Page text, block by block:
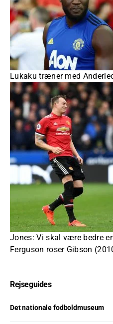
Lukaku træner med
Jones: Vi skal være bedre
Ferguson roser Gibson
Rejseguides
Det nationale fodboldmuseum